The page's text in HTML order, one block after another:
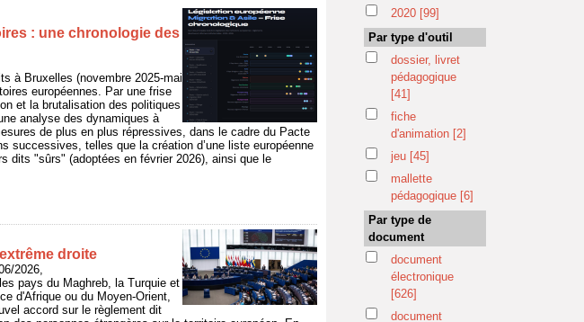
: une chronologie des
à Bruxelles (novembre 2025-mai
européennes. Par une frise
et la brutalisation des politiques
analyse des dynamiques à
de plus en plus répressives, dans le cadre du Pacte
successives, telles que la création d’une liste européenne
dits "sûrs" (adoptées en février 2026), ainsi que le
droite
2026,
pays du Maghreb, la Turquie et
d'Afrique ou du Moyen-Orient,
accord sur le règlement dit
2020 [99]
Par type d'outil
dossier, livret
pédagogique
[41]
fiche
d'animation [2]
jeu [45]
mallette
pédagogique [6]
Par type de
document
document
électronique
[626]
document